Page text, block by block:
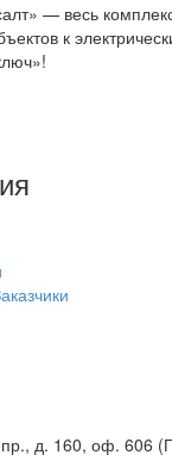
— весь
к
д. 160, оф. 606